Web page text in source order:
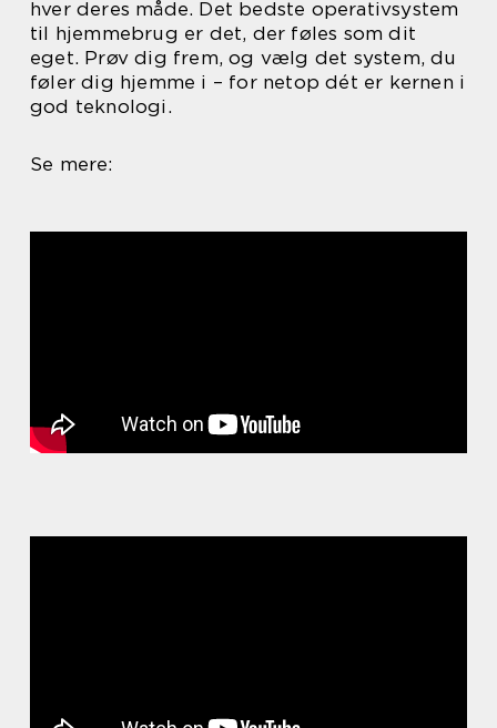
hver deres måde. Det bedste operativsystem
til hjemmebrug er det, der føles som dit
eget. Prøv dig frem, og vælg det system, du
føler dig hjemme i – for netop dét er kernen i
god teknologi.
Se mere: